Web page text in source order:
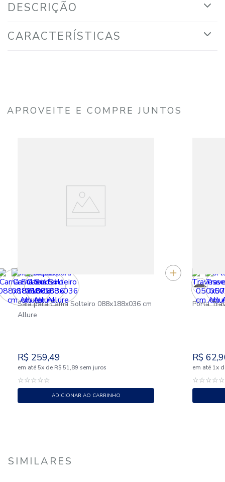
DESCRIÇÃO
CARACTERÍSTICAS
APROVEITE E COMPRE JUNTOS
Saia para Cama Solteiro 088x188x036 cm
Allure
R$ 259,49
em até 5x de R$ 51,89 sem juros
☆☆☆☆☆
ADICIONAR AO CARRINHO
Porta
R$ 62,
em até 1x
☆☆☆☆☆
SIMILARES